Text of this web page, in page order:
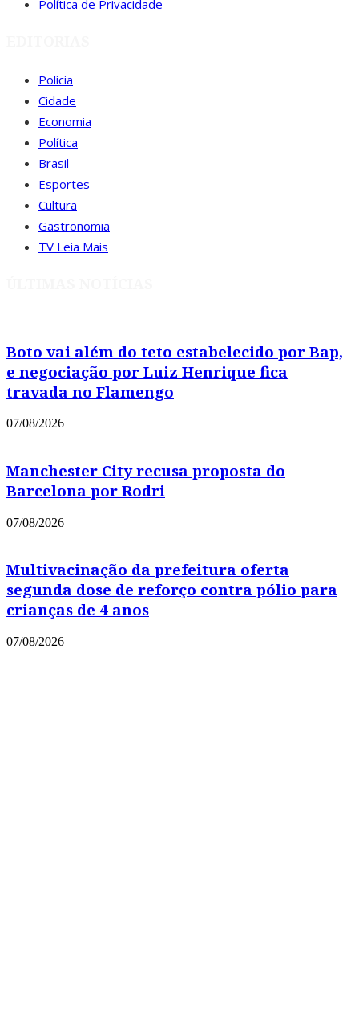
Política de Privacidade
Polícia
Cidade
Economia
Política
Brasil
Esportes
Cultura
Gastronomia
TV Leia Mais
Boto vai além do teto estabelecido por Bap,
e negociação por Luiz Henrique fica
travada no Flamengo
07/08/2026
Manchester City recusa proposta do
Barcelona por Rodri
07/08/2026
Multivacinação da prefeitura oferta
segunda dose de reforço contra pólio para
crianças de 4 anos
07/08/2026